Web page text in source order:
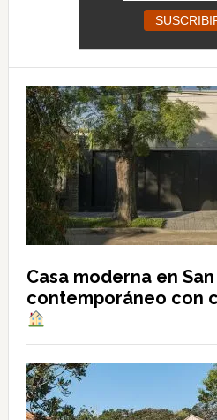
Casa moderna en
contemporáneo con